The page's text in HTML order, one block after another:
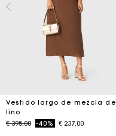
Vestido largo de mezcla de
lino
Price reduced from
€ 395,00to-40% € 237,00